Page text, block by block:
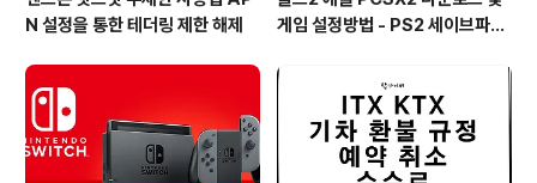
N 설정을 통한 테더링 제한 해제
게임 설정방법 - PS2 세이브파일